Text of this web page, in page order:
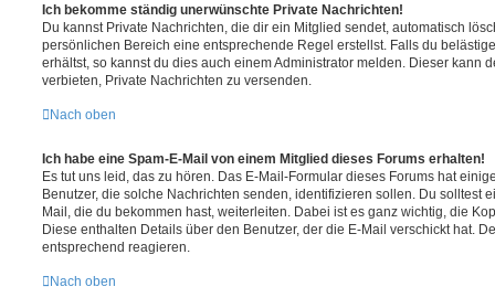
Ich bekomme ständig unerwünschte Private Nachrichten!
Du kannst Private Nachrichten, die dir ein Mitglied sendet, automatisch
persönlichen Bereich eine entsprechende Regel erstellst. Falls du
erhältst, so kannst du dies auch einem Administrator melden. Dieser kann
verbieten, Private Nachrichten zu versenden.
Nach oben
Ich habe eine Spam-E-Mail von einem Mitglied dieses Forums erhalten!
Es tut uns leid, das zu hören. Das E-Mail-Formular dieses Forums hat
Benutzer, die solche Nachrichten senden, identifizieren sollen. Du solltest
Mail, die du bekommen hast, weiterleiten. Dabei ist es ganz wichtig, die
Diese enthalten Details über den Benutzer, der die E-Mail verschickt hat.
entsprechend reagieren.
Nach oben